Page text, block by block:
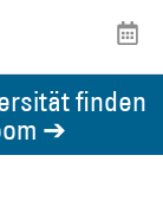
finden
➔